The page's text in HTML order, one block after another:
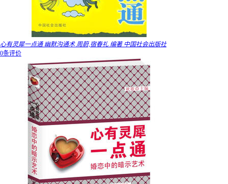
心有灵犀一点通 幽默沟通术 周蔚,宿春礼 编著 中国社会出版社
0条评价